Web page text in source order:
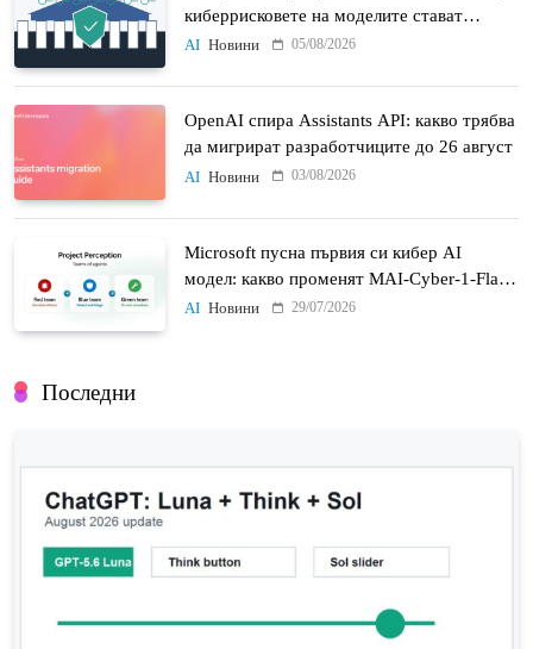
киберрисковете на моделите стават
политически въпрос
AI Новини 05/08/2026
OpenAI спира Assistants API: какво трябва
да мигрират разработчиците до 26 август
AI Новини 03/08/2026
Microsoft пусна първия си кибер AI
модел: какво променят MAI-Cyber-1-Flash
и Project Perception
AI Новини 29/07/2026
Последни